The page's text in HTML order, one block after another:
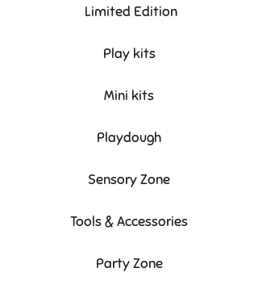
Limited Edition
Play kits
Mini kits
Playdough
Sensory Zone
Tools & Accessories
Party Zone